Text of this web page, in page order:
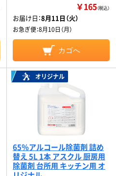
￥165（税込）
お届け日：8月11日（火）
お急ぎ便：8月10日（月）
カゴへ
オリジナル
65％アルコール除菌剤 詰め
替え 5L 1本 アスクル 厨房用
除菌剤 台所用 キッチン用 オ